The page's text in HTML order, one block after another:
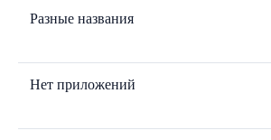
Разные названия
Нет приложений